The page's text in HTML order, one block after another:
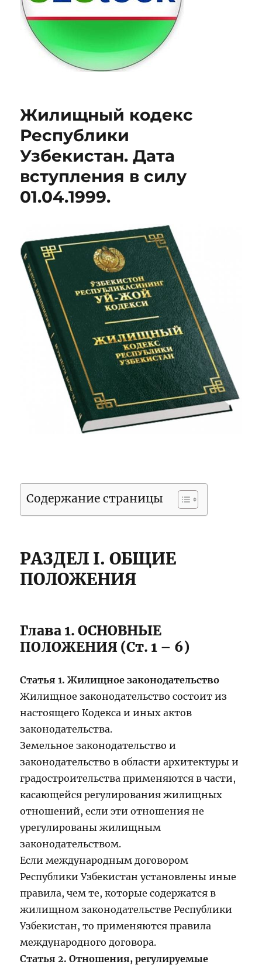
Жилищный кодекс
Республики
Узбекистан. Дата
вступления в силу
01.04.1999.
Содержание страницы
РАЗДЕЛ I. ОБЩИЕ
ПОЛОЖЕНИЯ
Глава 1. ОСНОВНЫЕ
ПОЛОЖЕНИЯ (Ст. 1 – 6)
Статья 1. Жилищное законодательство
Жилищное законодательство состоит из
настоящего Кодекса и иных актов
законодательства.
Земельное законодательство и
законодательство в области архитектуры и
градостроительства применяются в части,
касающейся регулирования жилищных
отношений, если эти отношения не
урегулированы жилищным
законодательством.
Если международным договором
Республики Узбекистан установлены иные
правила, чем те, которые содержатся в
жилищном законодательстве Республики
Узбекистан, то применяются правила
международного договора.
Статья 2. Отношения, регулируемые